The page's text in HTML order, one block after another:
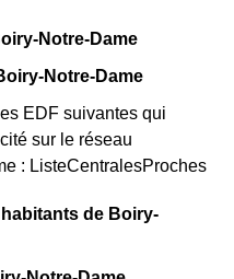
Notre-Dame
Notre-Dame
EDF suivantes qui
sur le réseau
: ListeCentralesProches
de Boiry-